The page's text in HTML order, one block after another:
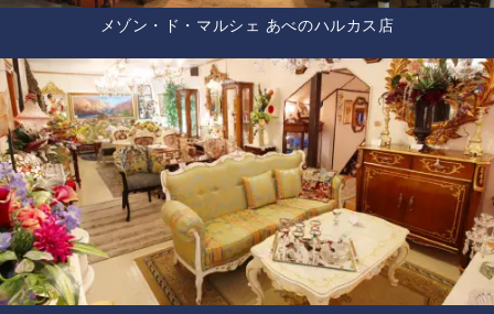
メゾン・ド・マルシェ あべのハルカス店